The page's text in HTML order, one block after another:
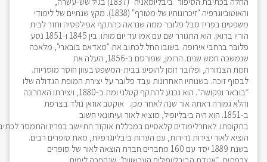
והאוטוביוגרפיה "זיכרונותיו של מטורף" (1838). מקץ שנתיים של לימודי
משפטים בפריז סבל פלובר ממה שנראה כהתקף אפילפסיה וחזר לבית
הוריו ברואן. הוא התגורר שם עם אמו עד יום מותו. בין 1845 ו-1851 נסע
פלובר ברחבי אירופה. בשובו החל לכתוב את "מאדאם בובארי", מלאכה
שנמשכה חמש שנים. הרומן, שפורסם ב-1856, העלה את
חמת הצנזורה, ופלובר זומן להופיע בבית-המשפט בעוון חוסר מוסריות.
לבסוף זוכה. בשנותיו האחרונות עבד פלובר על יצירת המופת הגדולה שלו
״בובאר ופקושה״. הוא נכנע להתקף קטלני ומת ב-1880, ויצירתו האחרונה
והלא גמורה ראתה אור שנה לאחר מכן. אוקטב אוזאן נולד בצרפת
ב-1851. הוא היה ביבליופיל, מוציא לאור ועיתונאי חשוב
בתקופתו. לאחרלימודים קלאסיים במכללת אוקזר התיישב בפריז והתמסר
הוציא לאור יצירות נדירות, עם הערות ביבליוגרפיות, מאת סופרים רבים.
בשנת 1889 יסד עם 160 מחברים חברת הוצאה לאור של סופרים
צרפתים, ״אגודת הביבליופילים העכשווים", שנהפכה לימים